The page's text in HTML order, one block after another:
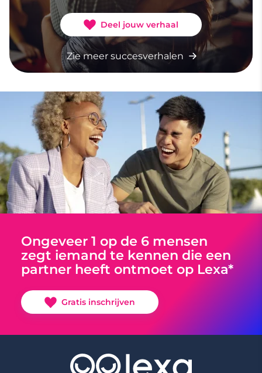
Deel jouw verhaal
Zie meer succesverhalen
Ongeveer 1 op de 6 mensen
zegt iemand te kennen die een
partner heeft ontmoet op Lexa*
Gratis inschrijven